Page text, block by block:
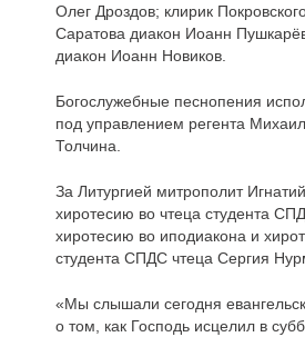
Олег Дроздов; клирик
Саратова диакон Иоанн
диакон Иоанн Новиков.
Богослужебные песнопения
под управлением регента
Толчина.
За Литургией митрополит
хиротесию во чтеца студента
хиротесию во иподиакона и
студента СПДС чтеца Сергия
«Мы слышали сегодня
о том, как Господь исцелил в